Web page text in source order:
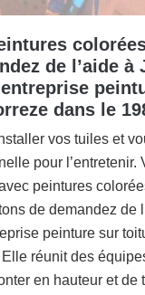
de l’aide à
dans le
vos tuiles et
pour l’entretenir.
peintures
de demandez de
peinture sur
réunit des
en hauteur et de